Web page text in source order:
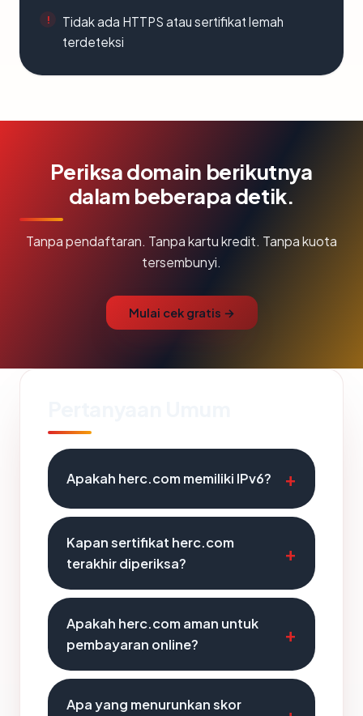
Tidak ada HTTPS atau sertifikat lemah
terdeteksi
Periksa domain berikutnya
dalam beberapa detik.
Tanpa pendaftaran. Tanpa kartu kredit. Tanpa kuota
tersembunyi.
Mulai cek gratis →
Apakah herc.com memiliki IPv6?
Kapan sertifikat herc.com
terakhir diperiksa?
Apakah herc.com aman untuk
pembayaran online?
Apa yang menurunkan skor